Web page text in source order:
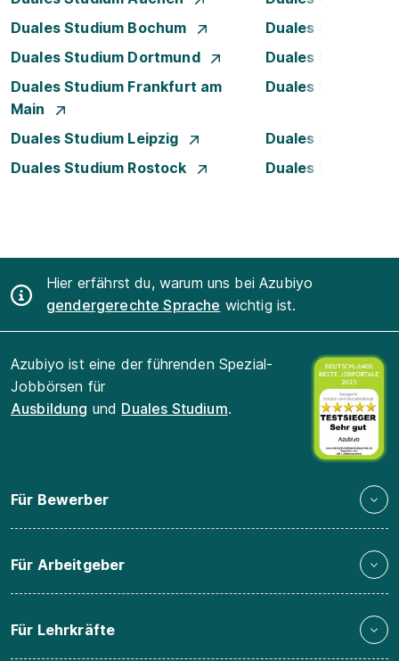
Duales Studium Bochum
Duales Studium
Duales Studium Dortmund
Duales Studium
Duales Studium Frankfurt am
Main
Duales Studium
Duales Studium Leipzig
Duales Studium
Duales Studium Rostock
Duales Studium
Hier erfährst du, warum uns bei Azubiyo
gendergerechte Sprache wichtig ist.
Azubiyo ist eine der führenden Spezial-
Jobbörsen für
Ausbildung und Duales Studium.
Für Bewerber
Für Arbeitgeber
Für Lehrkräfte